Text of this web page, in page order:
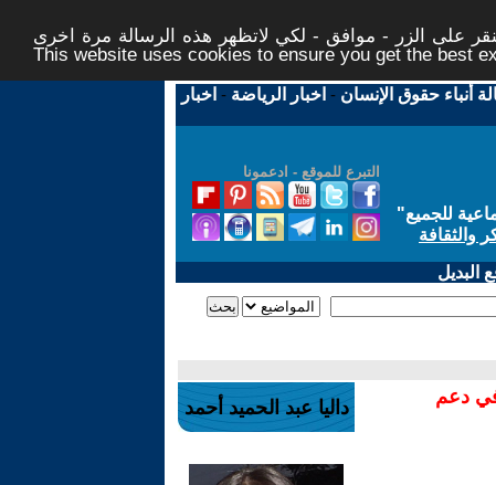
على الزر - موافق - لكي لاتظهر هذه الرسالة مرة اخرى -
This website uses cookies to ensure you get the best
أنباء حقوق الإنسان - اخبار الرياضة - اخبار
التبرع للموقع - ادعمونا
للجميع"
والثقافة
البديل
في دعم
داليا عبد الحميد أحمد